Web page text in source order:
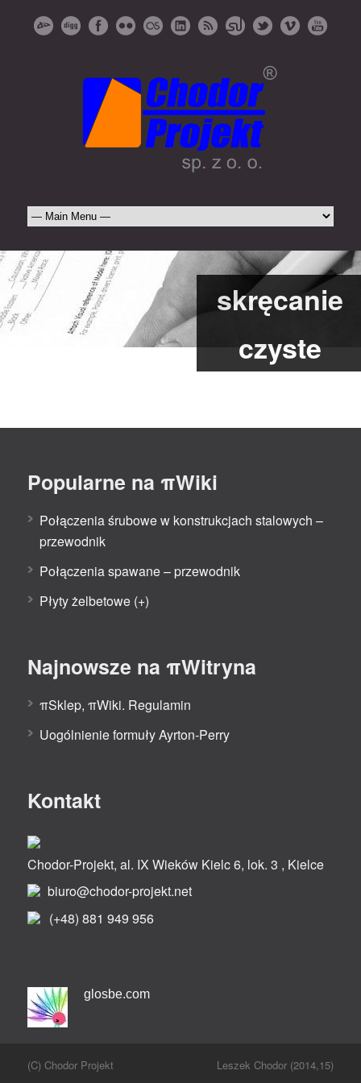
skręcanie
czyste
Popularne na πWiki
Połączenia śrubowe w konstrukcjach stalowych –
przewodnik
Połączenia spawane – przewodnik
Płyty żelbetowe (+)
Najnowsze na πWitryna
πSklep, πWiki. Regulamin
Uogólnienie formuły Ayrton-Perry
Kontakt
Chodor-Projekt, al. IX Wieków Kielc 6, lok. 3 , Kielce
biuro@chodor-projekt.net
(+48) 881 949 956
glosbe.com
(C) Chodor Projekt Leszek Chodor (2014,15)